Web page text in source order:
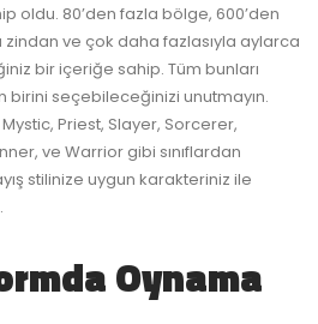
oldu. 80’den fazla bölge, 600’den
zindan ve çok daha fazlasıyla aylarca
bir içeriğe sahip. Tüm bunları
birini seçebileceğinizi unutmayın.
Priest, Slayer, Sorcerer,
ve Warrior gibi sınıflardan
stilinize uygun karakteriniz ile
Oynama